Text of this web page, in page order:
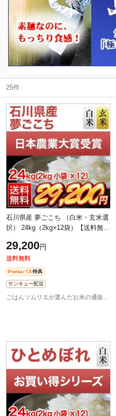
25件
石川県産 夢ごこち （白米・玄米選
択） 24kg（2kg×12袋）【送料無
白米のみ】【米袋は窒素充填包
装】お米
29,200円
送料無料
Pontaパス特典
サンキュー配送
ごはんソムリエが選んだお米の通販 お米のくりや